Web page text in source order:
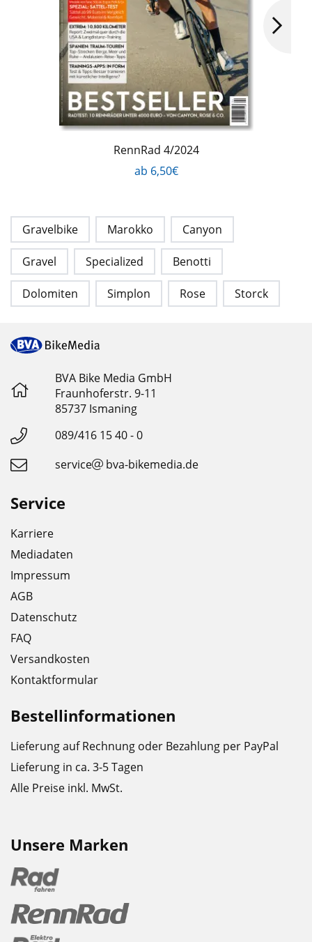
RennRad 4/2024
ab 6,50€
Gravelbike Marokko Canyon
Gravel Specialized Benotti
Dolomiten Simplon Rose Storck
BVA Bike Media GmbH
Fraunhoferstr. 9-11
85737 Ismaning
089/416 15 40 - 0
service
bva-bikemedia.de
Service
Karriere
Mediadaten
Impressum
AGB
Datenschutz
FAQ
Versandkosten
Kontaktformular
Bestellinformationen
Lieferung auf Rechnung oder Bezahlung per PayPal
Lieferung in ca. 3-5 Tagen
Alle Preise inkl. MwSt.
Unsere Marken